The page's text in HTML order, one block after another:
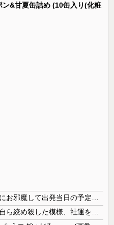
&甘夏缶詰め (10缶入り(化粧